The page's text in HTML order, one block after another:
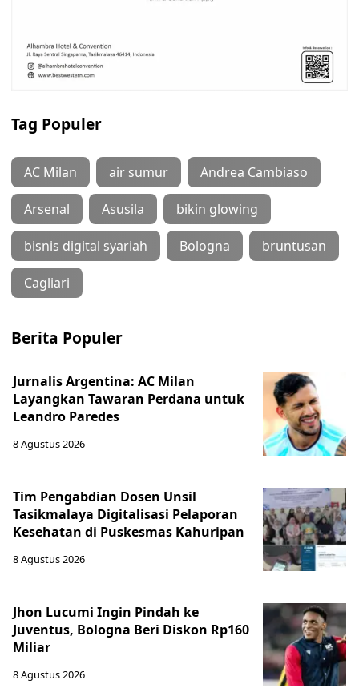
Tag Populer
AC Milan air sumur Andrea Cambiaso
Arsenal Asusila bikin glowing
bisnis digital syariah Bologna bruntusan
Cagliari
Berita Populer
Jurnalis Argentina: AC Milan
Layangkan Tawaran Perdana untuk
Leandro Paredes
8 Agustus 2026
Tim Pengabdian Dosen Unsil
Tasikmalaya Digitalisasi Pelaporan
Kesehatan di Puskesmas Kahuripan
8 Agustus 2026
Jhon Lucumi Ingin Pindah ke
Juventus, Bologna Beri Diskon Rp160
Miliar
8 Agustus 2026